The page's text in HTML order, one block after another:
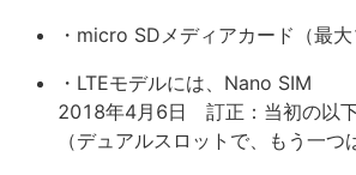
・micro SDメディアカード（最大
・LTEモデルには、Nano SIM
2018年4月6日 訂正：当初の以
（デュアルスロットで、もう一